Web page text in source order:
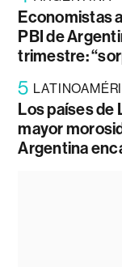
Economistas
PBI de
trimestre:
5
Los países de
mayor
Argentina